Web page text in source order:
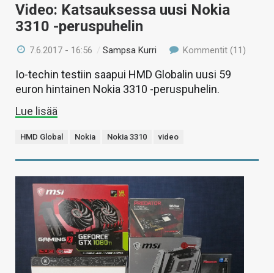
Video: Katsauksessa uusi Nokia
3310 -peruspuhelin
7.6.2017 - 16:56 /Sampsa Kurri Kommentit (11)
Io-techin testiin saapui HMD Globalin uusi 59
euron hintainen Nokia 3310 -peruspuhelin.
Lue lisää
HMD Global Nokia Nokia 3310 video